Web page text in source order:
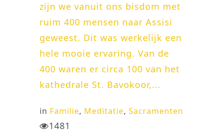
zijn we vanuit ons bisdom met
ruim 400 mensen naar Assisi
geweest. Dit was werkelijk een
hele mooie ervaring. Van de
400 waren er circa 100 van het
kathedrale St. Bavokoor,...
in Familie, Meditatie,Sacramenten
1481